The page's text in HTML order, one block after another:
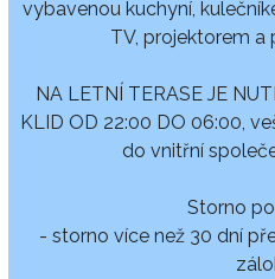
vybavenou kuchyní,
TV, projektorem a
NA LETNÍ TERASE JE
KLID OD 22:00 DO 06:00,
do vnitřní
Storno
- storno více než 30 dní